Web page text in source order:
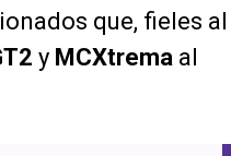
que, fieles al
y MCXtrema al